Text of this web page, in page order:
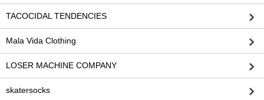
TACOCIDAL TENDENCIES
Mala Vida Clothing
LOSER MACHINE COMPANY
skatersocks